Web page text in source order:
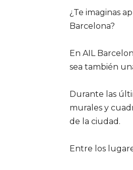
¿Te imaginas
Barcelona?
En AIL
sea también
Durante las
murales y
de la ciudad.
Entre los